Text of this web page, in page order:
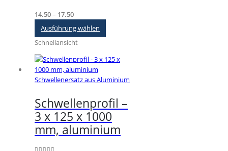
14.50– 17.50Preisspanne:
€14.50
bis
€17.50
Ausführung wählen
Varianten
auf.
Die
können
auf
der
Produktseite
Schnellansicht
Schwellenersatz aus Aluminium
Schwellenprofil –
3 x 125 x 1000
mm, aluminium